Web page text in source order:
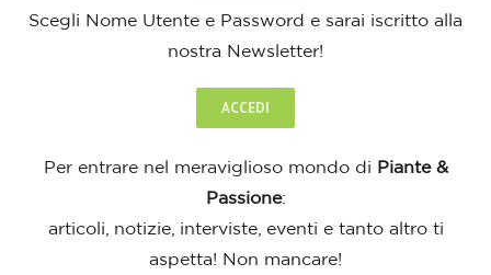
Scegli Nome Utente e Password e sarai iscritto alla
nostra Newsletter!
ACCEDI
Per entrare nel meraviglioso mondo di Piante &
Passione:
articoli, notizie, interviste, eventi e tanto altro ti
aspetta! Non mancare!